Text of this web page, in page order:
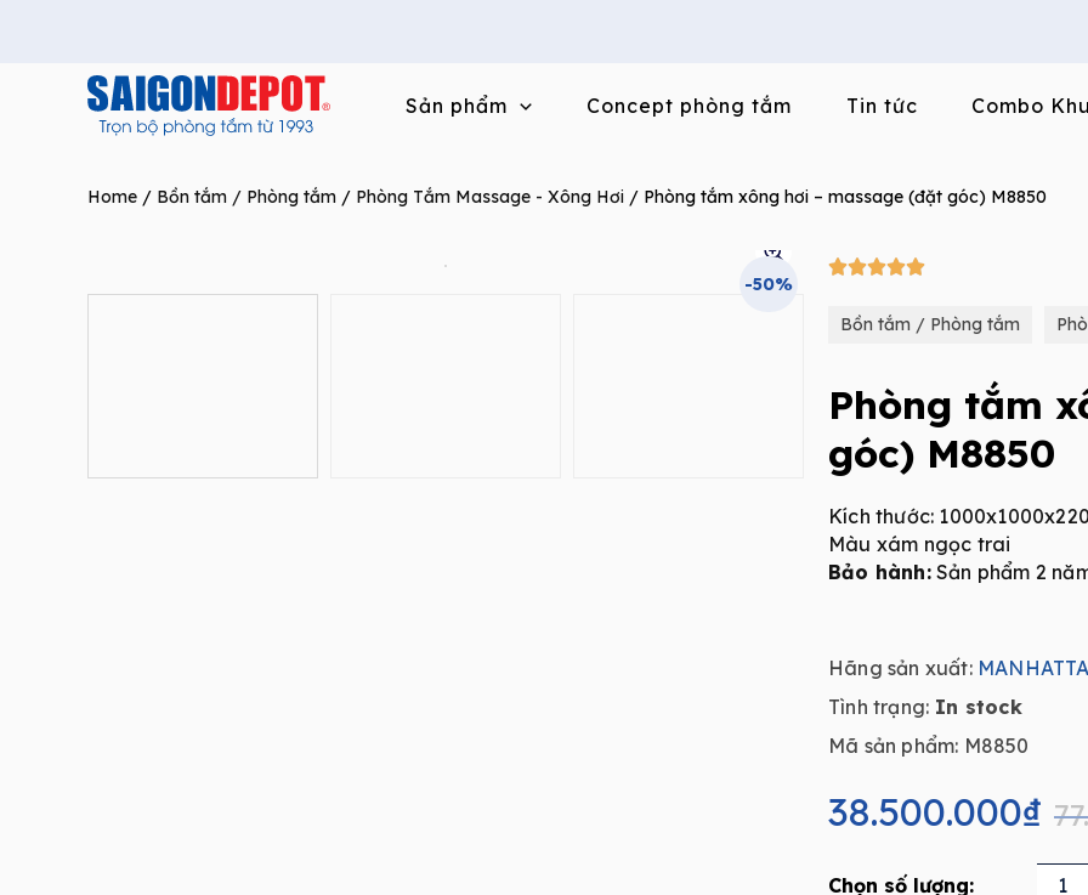
Sản phẩm
Concept phòng tắm Tin tức Combo
Home / Bồn tắm / Phòng tắm / Phòng Tắm Massage - Xông Hơi / Phòng tắm xông hơi – massage (đặt góc) M8850
-50%
5/5
Bồn tắm / Phòng tắm
Phòng tắm
góc) M8850
Kích thước:
Màu xám ngọc trai
Bảo hành:Sản phẩm 2
Hãng sản xuất:
Tình trạng: In stock
Mã sản phẩm: M8850
price
was:
77.000.000₫.
38.500.000₫
price
is:
38.500.000₫.